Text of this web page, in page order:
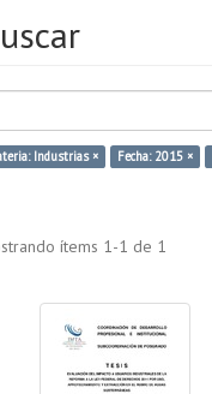
Industrias × Fecha: 2015 ×
ítems 1-1 de 1